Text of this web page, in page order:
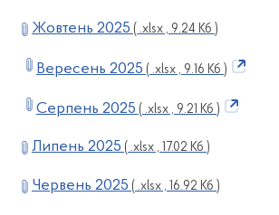
Жовтень 2025 ( .xlsx , 9.24 Кб )
Вересень 2025 ( .xlsx , 9.16 Кб )
Серпень 2025 ( .xlsx , 9.21 Кб )
Липень 2025 ( .xlsx , 17.02 Кб )
Червень 2025 ( .xlsx , 16.92 Кб )